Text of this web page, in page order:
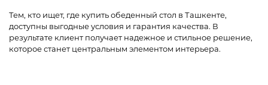
Тем, кто ищет, где купить обеденный стол в Ташкенте,
доступны выгодные условия и гарантия качества. В
результате клиент получает надежное и стильное решение,
которое станет центральным элементом интерьера.